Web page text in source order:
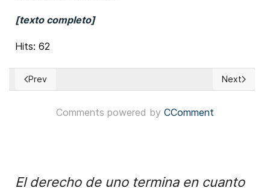
[texto completo]
Hits: 62
Previous article: EUA: Nithya Raman sobrepasó a Spencer
Prev Next
Next
Comments powered by CComment
El derecho de uno termina en cuanto